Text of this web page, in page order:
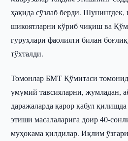
ҳақида сўзлаб берди. Шунингдек,
шикоятларни кўриб чиқиш ва
гуруҳлари фаолияти билан
тўхталди.
Томонлар БМТ Қўмитаси
умумий тавсияларни, жумладан,
даражаларда қарор қабул
этиши масалаларига доир 40-
муҳокама қилдилар. Иқлим